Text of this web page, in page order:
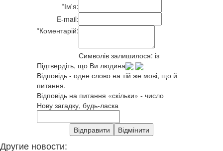
*Ім'я:
E-mail:
*Коментарій:
Символів залишилося: із
Підтвердіть, що Ви людина
Відповідь - одне слово на тій же мові, що й
питання.
Відповідь на питання «скільки» - число
Нову загадку, будь-ласка
Другие новости: